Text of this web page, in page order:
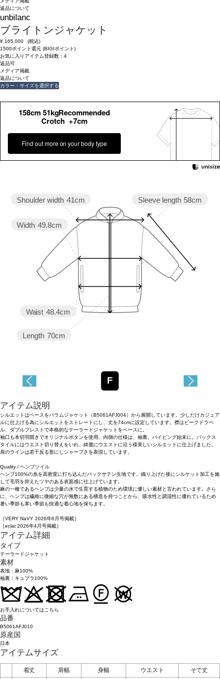
返品について
unbilanc
ブライトンジャケット
¥ 165,000
(税込)
1500ポイント還元 (BIGIポイント)
お気に入りアイテム登録数： 4
返品可
メディア掲載
返品について
カラー・サイズを選択する
158cm 51kgRecommended
Crotch +7cm
Find out more on your body type
Sleeve length 58cm
Length 70cm
Waist 48.4cm
Width 49.8cm
Shoulder width 41cm
F
アイテム説明
シルエットはベースをバラムジャケット（B5061AFJ004）から展開しています。少しだけカジュア
ルに仕上げる為にシルエットをストレートにし、丈を74cmに設定しています。襟はピークドラペ
ル、ダブルブレストで本格的なテーラードジャケットをベースに。
袖口も本切羽開きでオリジナルボタンを使用。内側の仕様は、袖裏、パイピング始末に。バックス
タイルにはウエスト切り替えをいれ、綺麗にウエストに沿う様美しいシルエットに仕上げました。
肩のラインは若干反る形にしシャープさを表現しています。
Quality / ヘンプツイル
ヘンプ100%の糸を高密度に打ち込んだバックサテン生地です。織り上げた後にシルケット加工を施
して毛羽を抑えたツヤのある表面感に仕上げています。
麻の一種であるヘンプは少量の水で生育する植物のため環境に優しい素材と言われています。さら
に、ヘンプは繊維に微細な穴が無数にある構造を持つことから、吸水性と調湿性に優れているため
暑い季節も寒い季節も快適な着心地を保ちます。
［VERY NaVY 2026年6月号掲載］
［eclat 2026年4月号掲載］
アイテム詳細
タイプ
テーラードジャケット
素材
表地：麻100%
袖裏：キュプラ100%
お手入れについてはこちら
品番
B5061AFJ010
原産国
日本
アイテムサイズ
着丈 肩幅 身幅 ウエスト
そで丈